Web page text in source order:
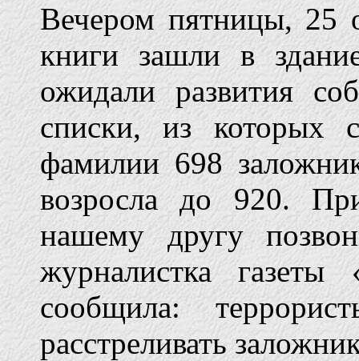
Вечером пятницы, 25
книги зашли в
ожидали развития
списки, из которых
фамилии 698
возросла до 920.
нашему другу
журналистка газеты
сообщила:
расстреливать